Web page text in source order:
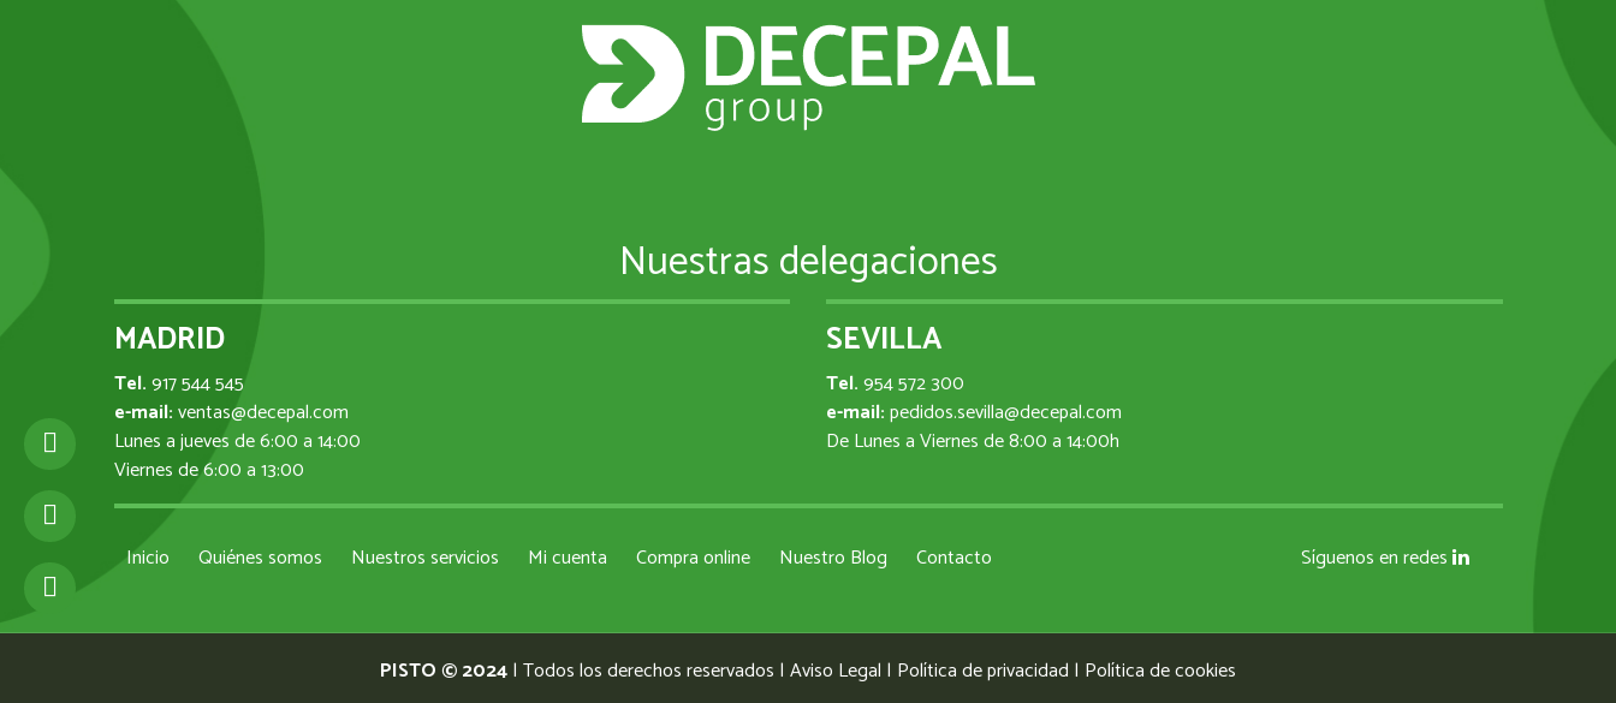
Nuestras delegaciones
MADRID
Tel.917 544 545
e-mail:ventas@decepal.com
Lunes a jueves de 6:00 a 14:00
Viernes de 6:00 a 13:00
SEVILLA
Tel.954 572 300
e-mail:pedidos.sevilla@decepal.com
De Lunes a Viernes de 8:00 a 14:00h
Inicio Quiénes somos Nuestros servicios Mi cuenta Compra online Nuestro Blog Contacto Síguenos en redes
PISTO © 2024| Todos los derechos reservados | Aviso Legal | Política de privacidad | Política de cookies